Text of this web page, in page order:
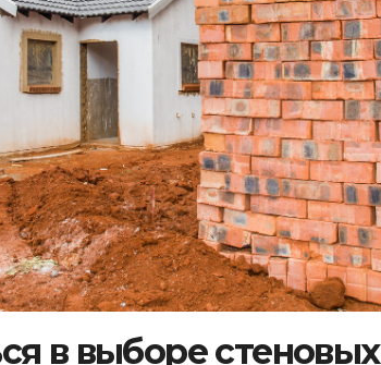
в выборе стеновых